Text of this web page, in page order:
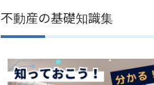
不動産の基礎知識集